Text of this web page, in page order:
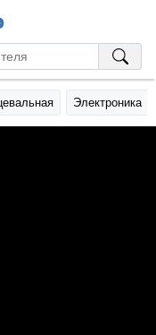
Электроника